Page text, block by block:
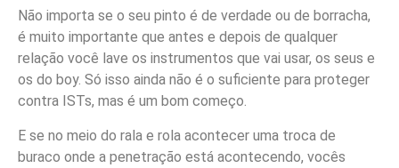
Não importa se o seu pinto é de verdade ou de borracha,
é muito importante que antes e depois de qualquer
relação você lave os instrumentos que vai usar, os seus e
os do boy. Só isso ainda não é o suficiente para proteger
contra ISTs, mas é um bom começo.
E se no meio do rala e rola acontecer uma troca de
buraco onde a penetração está acontecendo, vocês